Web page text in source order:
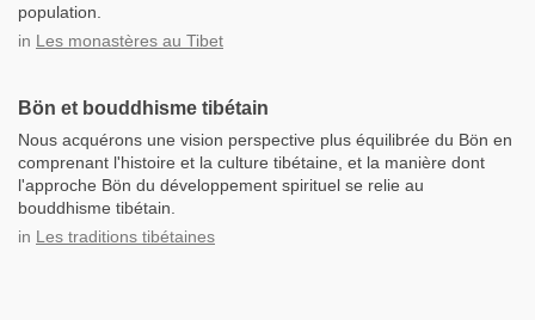
population.
in Les monastères au Tibet
Bön et bouddhisme tibétain
Nous acquérons une vision perspective plus équilibrée du Bön en
comprenant l'histoire et la culture tibétaine, et la manière dont
l'approche Bön du développement spirituel se relie au
bouddhisme tibétain.
in Les traditions tibétaines